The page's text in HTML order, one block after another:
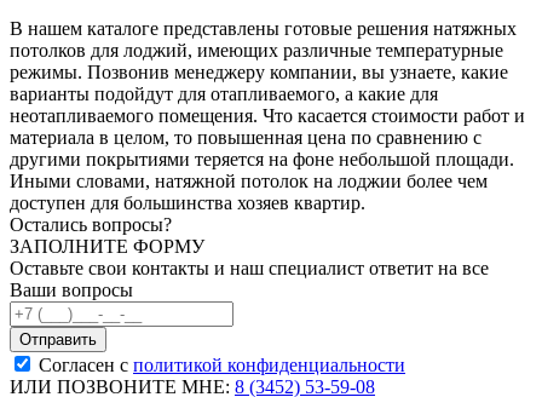
В нашем каталоге представлены готовые решения натяжных
потолков для лоджий, имеющих различные температурные
режимы. Позвонив менеджеру компании, вы узнаете, какие
варианты подойдут для отапливаемого, а какие для
неотапливаемого помещения. Что касается стоимости работ и
материала в целом, то повышенная цена по сравнению с
другими покрытиями теряется на фоне небольшой площади.
Иными словами, натяжной потолок на лоджии более чем
доступен для большинства хозяев квартир.
Остались вопросы?
ЗАПОЛНИТЕ ФОРМУ
Оставьте свои контакты и наш специалист ответит на все
Ваши вопросы
Согласен с политикой конфиденциальности
ИЛИ ПОЗВОНИТЕ МНЕ: 8 (3452) 53-59-08